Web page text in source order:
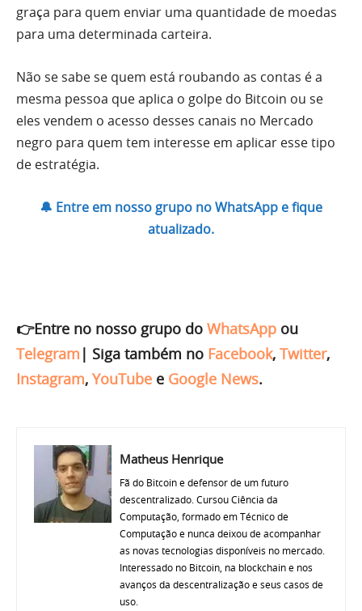
graça para quem enviar uma quantidade de moedas
para uma determinada carteira.
Não se sabe se quem está roubando as contas é a
mesma pessoa que aplica o golpe do Bitcoin ou se
eles vendem o acesso desses canais no Mercado
negro para quem tem interesse em aplicar esse tipo
de estratégia.
🔔 Entre em nosso grupo no WhatsApp e fique
atualizado.
👉Entre no nosso grupo do WhatsApp ou
Telegram | Siga também no Facebook, Twitter,
Instagram, YouTube e Google News.
Matheus Henrique
Fã do Bitcoin e defensor de um futuro
descentralizado. Cursou Ciência da
Computação, formado em Técnico de
Computação e nunca deixou de acompanhar
as novas tecnologias disponíveis no mercado.
Interessado no Bitcoin, na blockchain e nos
avanços da descentralização e seus casos de
uso.